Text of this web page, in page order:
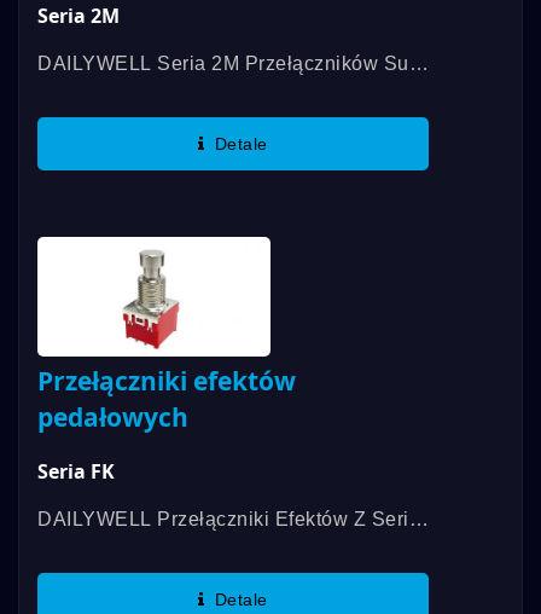
Seria 2M
DAILYWELL Seria 2M Przełączników Sub-
Jak I DPDT, W Tym Wiele Opcji
Detale
Przełączniki efektów
pedałowych
Seria FK
DAILYWELL Przełączniki Efektów Z Serii
DPDT Lub 3PDT. Oferujemy Zakończenie
Detale